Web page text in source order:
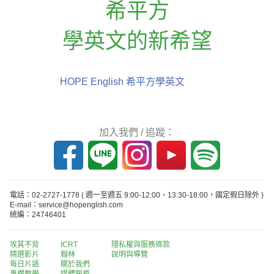
希平方
學英文的新希望
HOPE English 希平方學英文
加入我們 / 追蹤：
電話：02-2727-1778 ( 週一至週五 9:00-12:00、13:30-18:00，國定假日除外 )
E-mail：service@hopenglish.com
統編：24746401
攻其不背
精選影片
每日片語
ICRT
翰林
關於我們
隱私權與服務條款
說明與導覽